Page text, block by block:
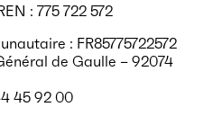
: 775 722 572
: FR85775722572
de Gaulle – 92074
45 92 00